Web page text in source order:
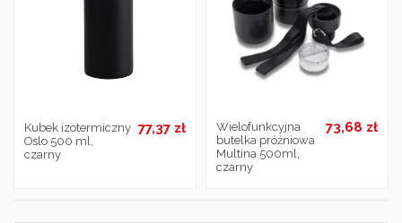
Kubek izotermiczny
Oslo 500 ml,
czarny
77,37 zł
Wielofunkcyjna
butelka próżniowa
Multina 500ml,
czarny
73,68 zł